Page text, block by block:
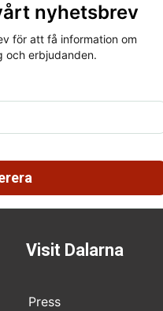
nyhetsbrev
för att få information om
och erbjudanden.
Visit Dalarna
Press